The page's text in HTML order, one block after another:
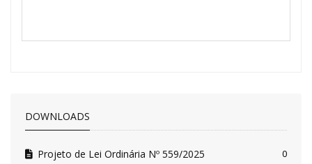
DOWNLOADS
Projeto de Lei Ordinária Nº 559/2025 0